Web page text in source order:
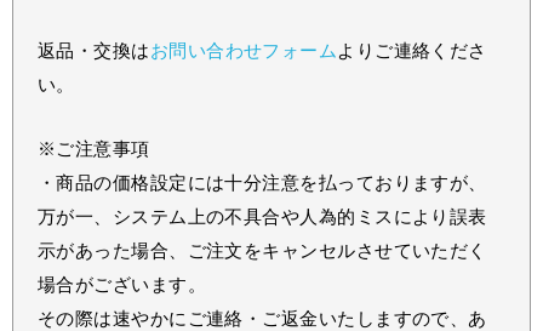
返品・交換はお問い合わせフォーム よりご連絡くださ
い。
※ご注意事項
・商品の価格設定には十分注意を払っておりますが、
万が一、システム上の不具合や人為的ミスにより誤表
示があった場合、ご注文をキャンセルさせていただく
場合がございます。
その際は速やかにご連絡・ご返金いたしますので、あ